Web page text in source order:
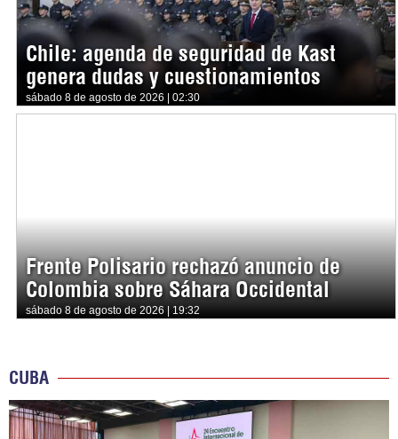
Chile: agenda de seguridad de Kast
genera dudas y cuestionamientos
sábado 8 de agosto de 2026 | 02:30
Frente Polisario rechazó anuncio de
Colombia sobre Sáhara Occidental
sábado 8 de agosto de 2026 | 19:32
CUBA